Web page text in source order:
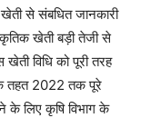
खेती से संबधित जानकारी
खेती बड़ी तेजी से
विधि को पूरी तरह
तहत 2022 तक पूरे
के लिए कृषि विभाग के